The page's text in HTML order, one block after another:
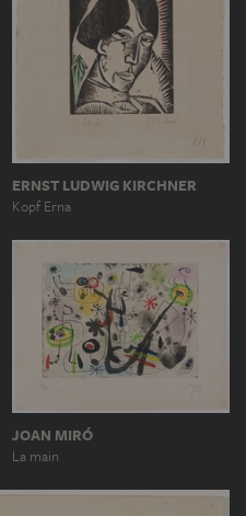
ERNST LUDWIG KIRCHNER
Kopf Erna
JOAN MIRÓ
La main